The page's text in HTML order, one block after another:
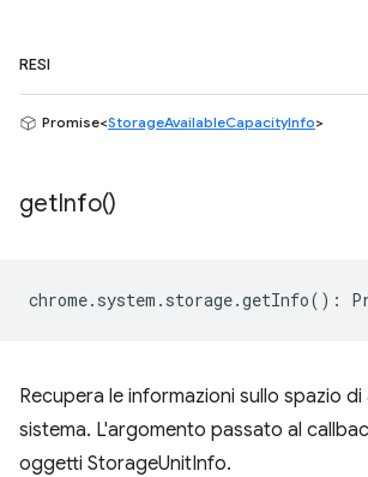
RESI
Promise<StorageAvailableCapacityInfo>
getInfo()
chrome. system . storage.getInfo() :
Recupera le informazioni sullo spazio
sistema. L'argomento passato al
oggetti StorageUnitInfo.